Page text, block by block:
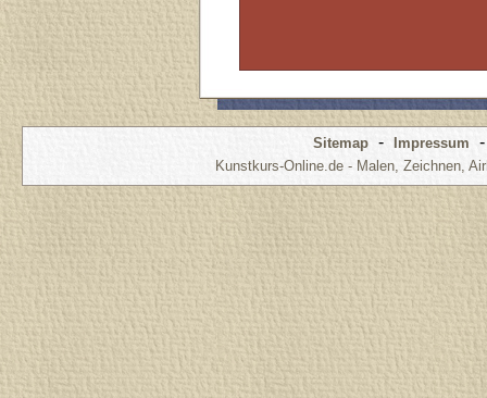
Sitemap - Impressum
Kunstkurs-Online.de - Malen, Zeichnen,